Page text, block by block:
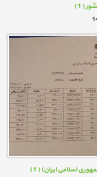
( 1 )
اسلامی ایران)( 1 )